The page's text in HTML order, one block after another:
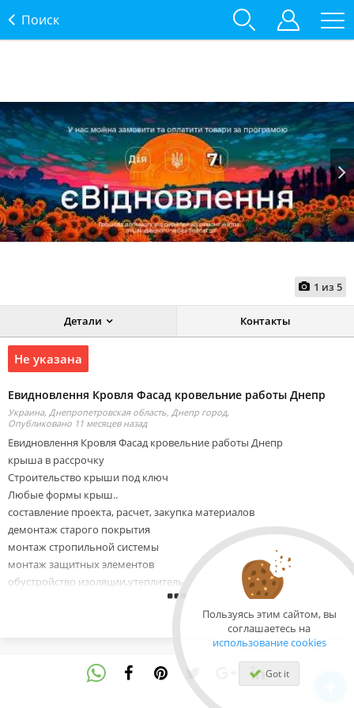
Пользуясь этим сайтом, вы
соглашаетесь на
использование cookies
Got it
Поиск
Prev Next
1 из 5
Детали Контакты
Не указана
Евидновлення Кровля Фасад кровельние работы Днепр
Украина, Днепропетровская область, Днепр город,
Опубликовано 11 месяцев назад
Евидновлення Кровля Фасад кровельние работы Днепр
крыша в рассрочку
Строительство крыши под ключ
Любые формы крыш..
составление проекта, расчет, закупка материалов
демонтаж старого покрытия
монтаж стропильной системы
монтаж защитных элементов
обустройство изоляции,утеплитель, гидро-пароизоляция
монтаж кровельного покрытия,металлочерепица, композитная
Реконструкция крыш
Ссылка на видео: https://www.youtube.com/shorts/piys7HTg75w